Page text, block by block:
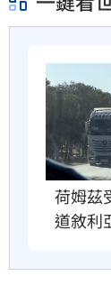
荷姆茲
道敘利